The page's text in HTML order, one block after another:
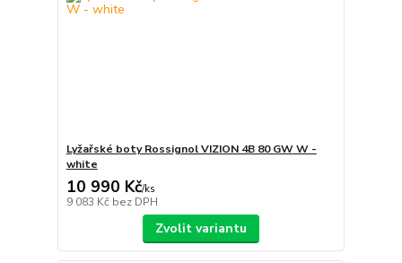
Lyžařské boty Rossignol VIZION 4B 80 GW W -
white
10 990 Kč/ks
9 083 Kč bez DPH
Zvolit variantu